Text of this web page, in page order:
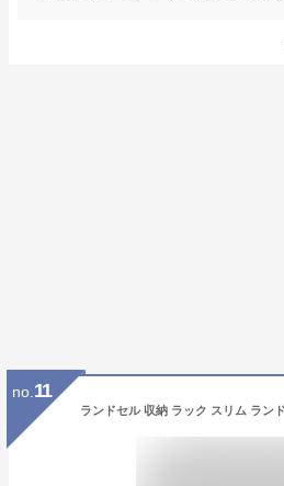
no. 11